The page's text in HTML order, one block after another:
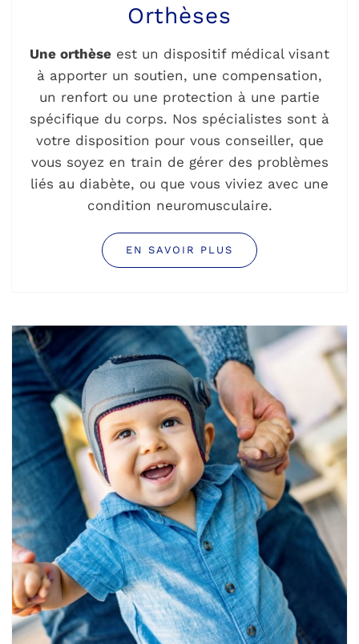
Orthèses
Une orthèse est un dispositif médical visant
à apporter un soutien, une compensation,
un renfort ou une protection à une partie
spécifique du corps. Nos spécialistes sont à
votre disposition pour vous conseiller, que
vous soyez en train de gérer des problèmes
liés au diabète, ou que vous viviez avec une
condition neuromusculaire.
EN SAVOIR PLUS